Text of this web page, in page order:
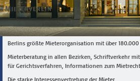
Berlins größte Mieterorganisation mit über
Mieterberatung in allen Bezirken, Schriftverkehr
für Gerichtsverfahren, Informationen zum
Die starke Interessenvertretung der Mieter